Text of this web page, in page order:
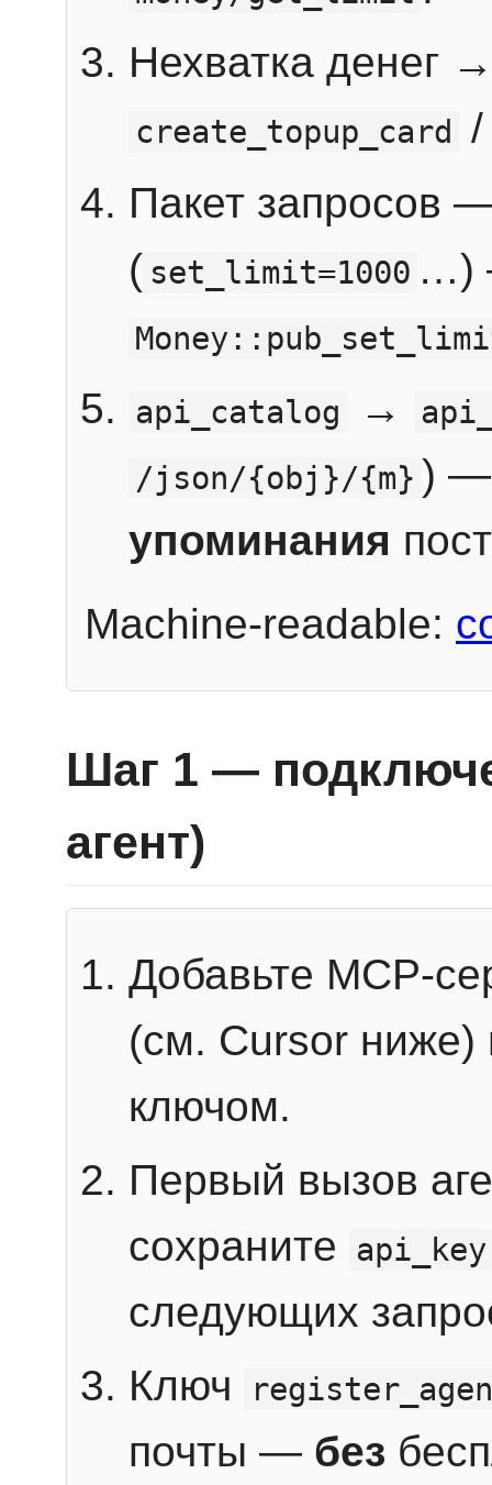
Нехватка денег
create_topup_card
Пакет запросов
( set_limit=1000 …)
api_catalog
→
/json/{obj}/{m} ) —
упоминания
Machine-readable:
Шаг 1 —
агент)
Добавьте MCP-
(см. Cursor ниже)
ключом.
Первый вызов
сохраните
api_key
следующих
Ключ
почты — без